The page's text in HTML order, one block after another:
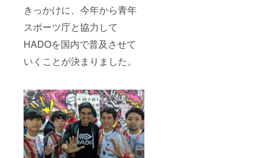
きっかけに、今年から青年
スポーツ庁と協力して
HADOを国内で普及させて
いくことが決まりました。